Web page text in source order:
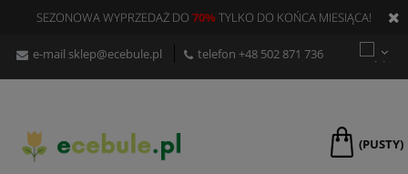
SEZONOWA WYPRZEDAŻ DO 70%TYLKO DO KOŃCA MIESIĄCA!
e-mail sklep@ecebule.pl telefon +48 502 871 736
(PUSTY)